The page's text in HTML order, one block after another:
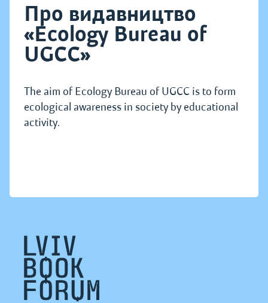
Про видавництво
«Ecology Bureau of
UGCC»
The aim of Ecology Bureau of UGCC is to form
ecological awareness in society by educational
activity.